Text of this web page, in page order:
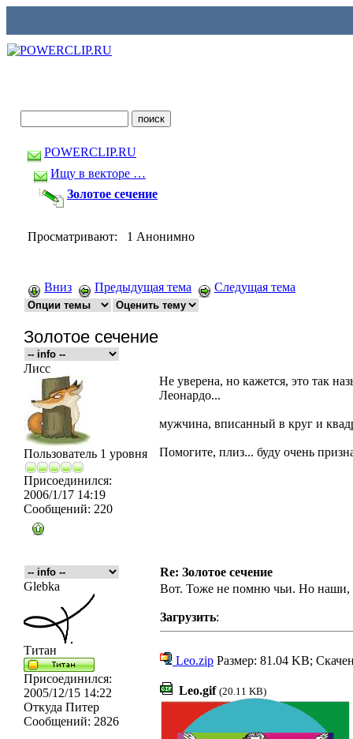
POWERCLIP.RU
Ищу в векторе …
Золотое сечение
Просматривают: 1 Анонимно
Вниз Предыдущая тема Следущая тема
Золотое сечение
Лисс
Пользователь 1 уровня
Присоединился:
2006/1/17 14:19
Сообщений: 220
Не уверена, но кажется, это так
Леонардо...
мужчина, вписанный в круг и
Помогите, плиз... буду очень
Re: Золотое сечение
Glebka
Титан
Присоединился:
2005/12/15 14:22
Откуда Питер
Сообщений: 2826
Вот. Тоже не помню чьи. Но наши,
Загрузить:
Leo.zip Размер: 81.04 KB;
Leo.gif (20.11 KB)